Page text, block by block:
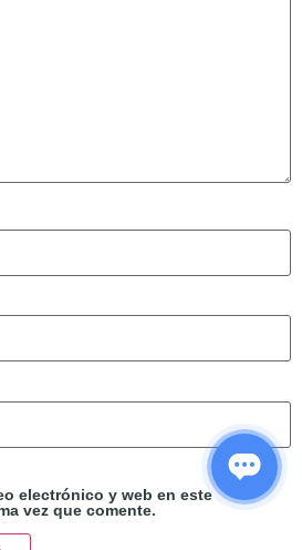
electrónico y web en este
vez que comente.